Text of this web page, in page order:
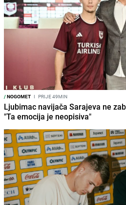
/NOGOMET I PRIJE 49MIN
Ljubimac navijača Sarajeva ne
"Ta emocija je neopisiva"